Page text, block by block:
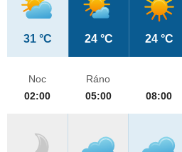
31 °C 24 °C 24 °C
Noc
02:00
Ráno
05:00
08:00